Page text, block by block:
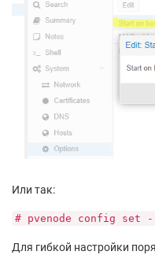
Или так:
# pvenode config set
Для гибкой настройки